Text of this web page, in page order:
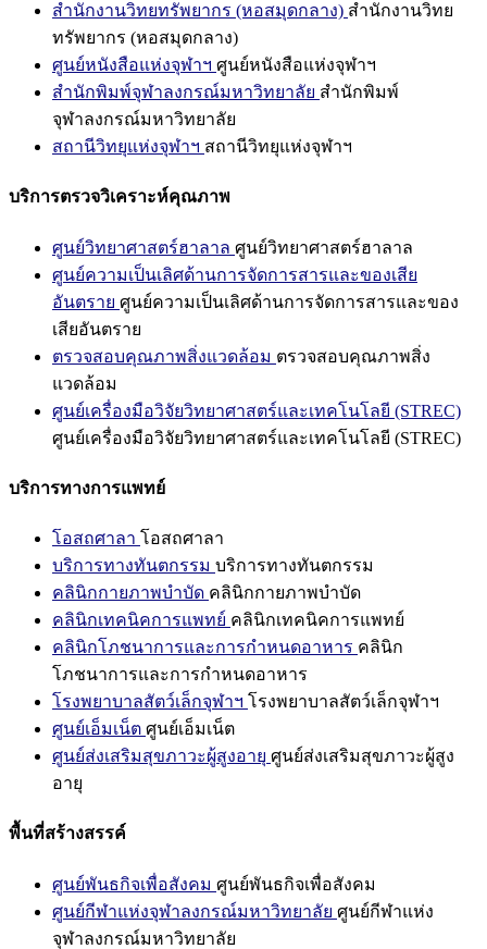
สำนักงานวิทยทรัพยากร (หอสมุดกลาง) สำนักงานวิทย
ทรัพยากร (หอสมุดกลาง)
ศูนย์หนังสือแห่งจุฬาฯ ศูนย์หนังสือแห่งจุฬาฯ
สำนักพิมพ์จุฬาลงกรณ์มหาวิทยาลัย สำนักพิมพ์
จุฬาลงกรณ์มหาวิทยาลัย
สถานีวิทยุแห่งจุฬาฯ สถานีวิทยุแห่งจุฬาฯ
บริการตรวจวิเคราะห์คุณภาพ
ศูนย์วิทยาศาสตร์ฮาลาล ศูนย์วิทยาศาสตร์ฮาลาล
ศูนย์ความเป็นเลิศด้านการจัดการสารและของเสีย
อันตราย ศูนย์ความเป็นเลิศด้านการจัดการสารและของ
เสียอันตราย
ตรวจสอบคุณภาพสิ่งแวดล้อม ตรวจสอบคุณภาพสิ่ง
แวดล้อม
ศูนย์เครื่องมือวิจัยวิทยาศาสตร์และเทคโนโลยี (STREC)
ศูนย์เครื่องมือวิจัยวิทยาศาสตร์และเทคโนโลยี (STREC)
บริการทางการแพทย์
โอสถศาลา โอสถศาลา
บริการทางทันตกรรม บริการทางทันตกรรม
คลินิกกายภาพบำบัด คลินิกกายภาพบำบัด
คลินิกเทคนิคการแพทย์ คลินิกเทคนิคการแพทย์
คลินิกโภชนาการและการกำหนดอาหาร คลินิก
โภชนาการและการกำหนดอาหาร
โรงพยาบาลสัตว์เล็กจุฬาฯ โรงพยาบาลสัตว์เล็กจุฬาฯ
ศูนย์เอ็มเน็ต ศูนย์เอ็มเน็ต
ศูนย์ส่งเสริมสุขภาวะผู้สูงอายุ ศูนย์ส่งเสริมสุขภาวะผู้สูง
อายุ
พื้นที่สร้างสรรค์
ศูนย์พันธกิจเพื่อสังคม ศูนย์พันธกิจเพื่อสังคม
ศูนย์กีฬาแห่งจุฬาลงกรณ์มหาวิทยาลัย ศูนย์กีฬาแห่ง
จุฬาลงกรณ์มหาวิทยาลัย